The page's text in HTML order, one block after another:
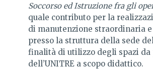
Soccorso ed Istruzione fra gli
quale contributo per la
di manutenzione straordinaria
presso la struttura della sede
finalità di utilizzo degli spazi da
dell’UNITRE a scopo didattico.